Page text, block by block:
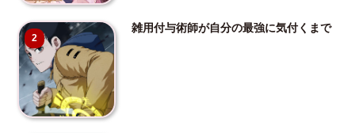
2
雑用付与術師が自分の最強に気付くまで